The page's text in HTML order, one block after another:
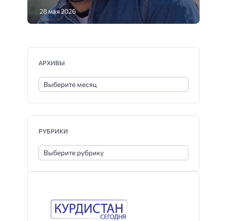
28 мая 2026
АРХИВЫ
РУБРИКИ